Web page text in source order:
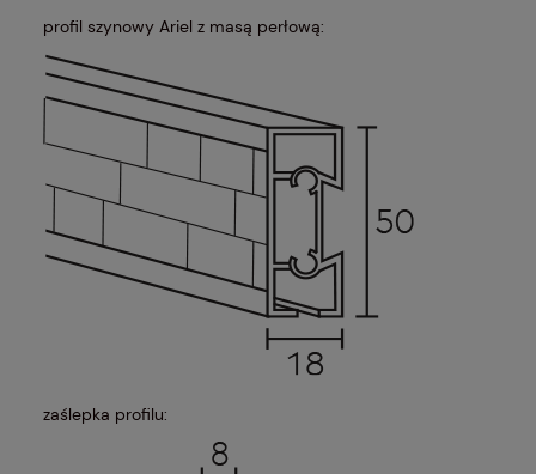
profil szynowy Ariel z masą perłową:
zaślepka profilu: